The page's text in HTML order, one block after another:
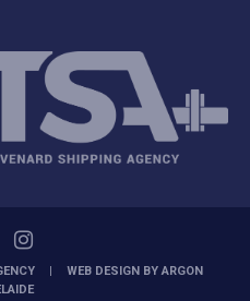
WEB DESIGN BYARGON